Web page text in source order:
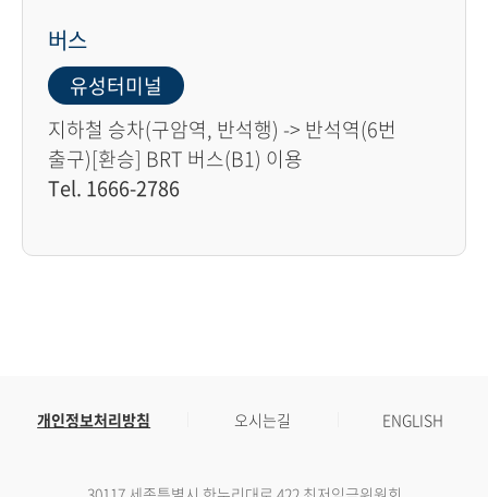
버스
유성터미널
지하철 승차(구암역, 반석행) -> 반석역(6번
출구)[환승] BRT 버스(B1) 이용
Tel. 1666-2786
개인정보처리방침 오시는길 ENGLISH